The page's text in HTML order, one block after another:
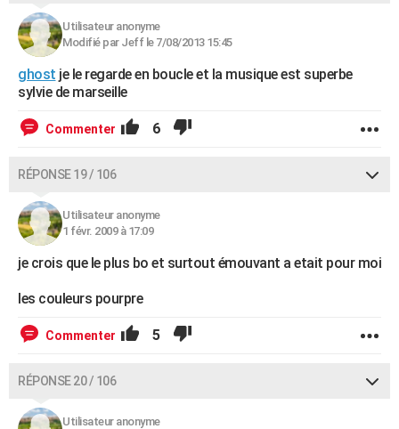
Utilisateur anonyme
Modifié par Jeff le 7/08/2013 15:45
ghost je le regarde en boucle et la musique est superbe
sylvie de marseille
Commenter 6
RÉPONSE 19 / 106
Utilisateur anonyme
1 févr. 2009 à 17:09
je crois que le plus bo et surtout émouvant a etait pour moi
les couleurs pourpre
Commenter 5
RÉPONSE 20 / 106
Utilisateur anonyme